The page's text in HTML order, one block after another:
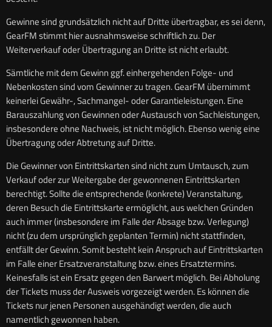
Gewinne sind grundsätzlich nicht auf Dritte übertragbar, es sei denn,
GearFM stimmt hier ausnahmsweise schriftlich zu. Der
Weiterverkauf oder Übertragung an Dritte ist nicht erlaubt.
Sämtliche mit dem Gewinn ggf. einhergehenden Folge- und
Nebenkosten sind vom Gewinner zu tragen. GearFM übernimmt
keinerlei Gewähr-, Sachmangel- oder Garantieleistungen. Eine
Barauszahlung von Gewinnen oder Austausch von Sachleistungen,
insbesondere ohne Nachweis, ist nicht möglich. Ebenso wenig eine
Übertragung oder Abtretung auf Dritte.
Die Gewinner von Eintrittskarten sind nicht zum Umtausch, zum
Verkauf oder zur Weitergabe der gewonnenen Eintrittskarten
berechtigt. Sollte die entsprechende (konkrete) Veranstaltung,
deren Besuch die Eintrittskarte ermöglicht, aus welchen Gründen
auch immer (insbesondere im Falle der Absage bzw. Verlegung)
nicht (zu dem ursprünglich geplanten Termin) nicht stattfinden,
entfällt der Gewinn. Somit besteht kein Anspruch auf Eintrittskarten
im Falle einer Ersatzveranstaltung bzw. eines Ersatztermins.
Keinesfalls ist ein Ersatz gegen den Barwert möglich. Bei Abholung
der Tickets muss der Ausweis vorgezeigt werden. Es können die
Tickets nur jenen Personen ausgehändigt werden, die auch
namentlich gewonnen haben.